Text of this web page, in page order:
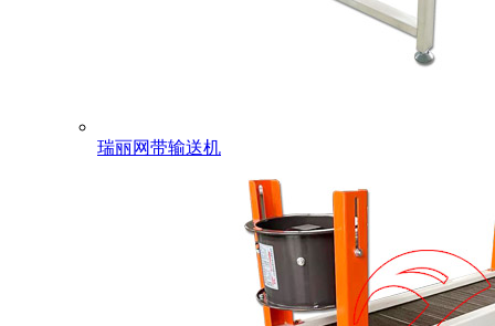
瑞丽网带输送机